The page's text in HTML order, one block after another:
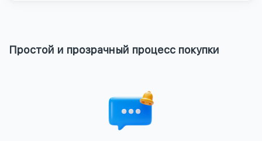
Простой и прозрачный процесс покупки